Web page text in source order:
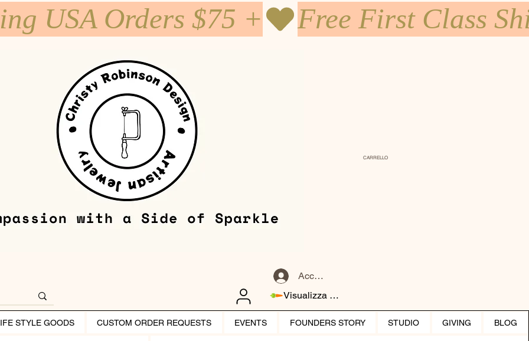
USA Orders $75 +
Accedi
Visualizza punti
CARRELLO
STYLE GOODS CUSTOM ORDER REQUESTS EVENTS FOUNDERS STORY STUDIO GIVING BLOG